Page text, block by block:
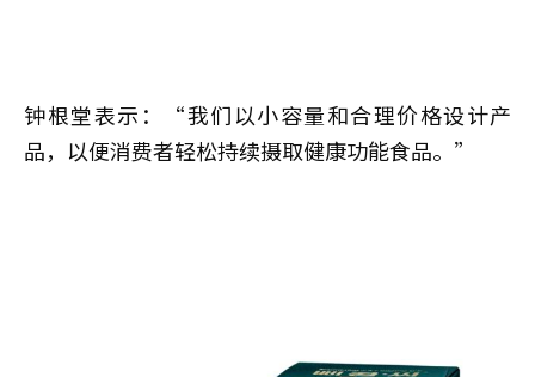
钟根堂表示：“我们以小容量和合理价格设计产
品，以便消费者轻松持续摄取健康功能食品。”